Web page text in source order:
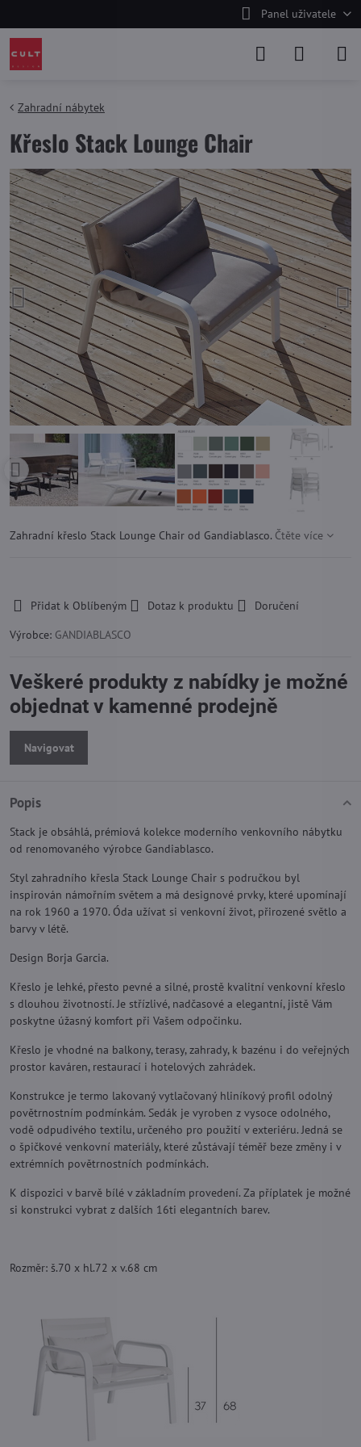
Panel uživatele
Zahradní nábytek
Křeslo Stack Lounge Chair
Zahradní křeslo Stack Lounge Chair od Gandiablasco. Čtěte více
Přidat k Oblíbeným
Dotaz k produktu
Doručení
Výrobce: GANDIABLASCO
Veškeré produkty z nabídky je možné
objednat v kamenné prodejně
Navigovat
Popis
Stack je obsáhlá, prémiová kolekce moderního venkovního nábytku
od renomovaného výrobce Gandiablasco.
Styl zahradního křesla Stack Lounge Chair s područkou byl
inspirován námořním světem a má designové prvky, které upomínají
na rok 1960 a 1970. Óda užívat si venkovní život, přirozené světlo a
barvy v létě.
Design Borja Garcia.
Křeslo je lehké, přesto pevné a silné, prostě kvalitní venkovní křeslo
s dlouhou životností. Je střízlivé, nadčasové a elegantní, jistě Vám
poskytne úžasný komfort při Vašem odpočinku.
Křeslo je vhodné na balkony, terasy, zahrady, k bazénu i do veřejných
prostor kaváren, restaurací i hotelových zahrádek.
Konstrukce je termo lakovaný vytlačovaný hliníkový profil odolný
povětrnostním podmínkám. Sedák je vyroben z vysoce odolného,
vodě odpudivého textilu, určeného pro použití v exteriéru. Jedná se
o špičkové venkovní materiály, které zůstávají téměř beze změny i v
extrémních povětrnostních podmínkách.
K dispozici v barvě bílé v základním provedení. Za příplatek je možné
si konstrukci vybrat z dalších 16ti elegantních barev.
Rozměr: š.70 x hl.72 x v.68 cm